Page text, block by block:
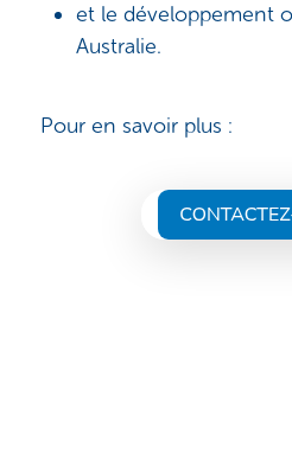
et le développement
Australie.
Pour en savoir plus :